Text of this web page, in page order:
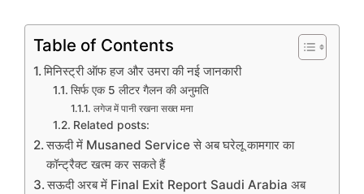
Table of Contents
मिनिस्ट्री ऑफ हज और उमरा की नई जानकारी
सिर्फ एक 5 लीटर गैलन की अनुमति
लगेज में पानी रखना सख्त मना
Related posts:
सऊदी में Musaned Service से अब घरेलू कामगार का
कॉन्ट्रैक्ट खत्म कर सकते हैं
सऊदी अरब में Final Exit Report Saudi Arabia अब